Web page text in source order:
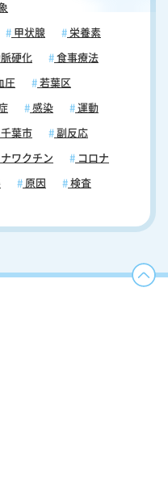
甲状腺 栄養素
硬化 食事療法
圧 若葉区
感染 運動
千葉市 副反応
ワクチン コロナ
原因 検査